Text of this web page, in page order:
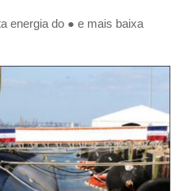
energia do ● e mais baixa